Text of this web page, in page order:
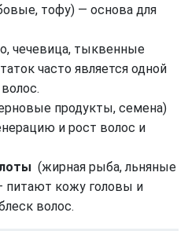
тофу) — основа для
чечевица, тыквенные
часто является одной
продукты, семена)
и рост волос и
(жирная рыба, льняные
питают кожу головы и
волос.